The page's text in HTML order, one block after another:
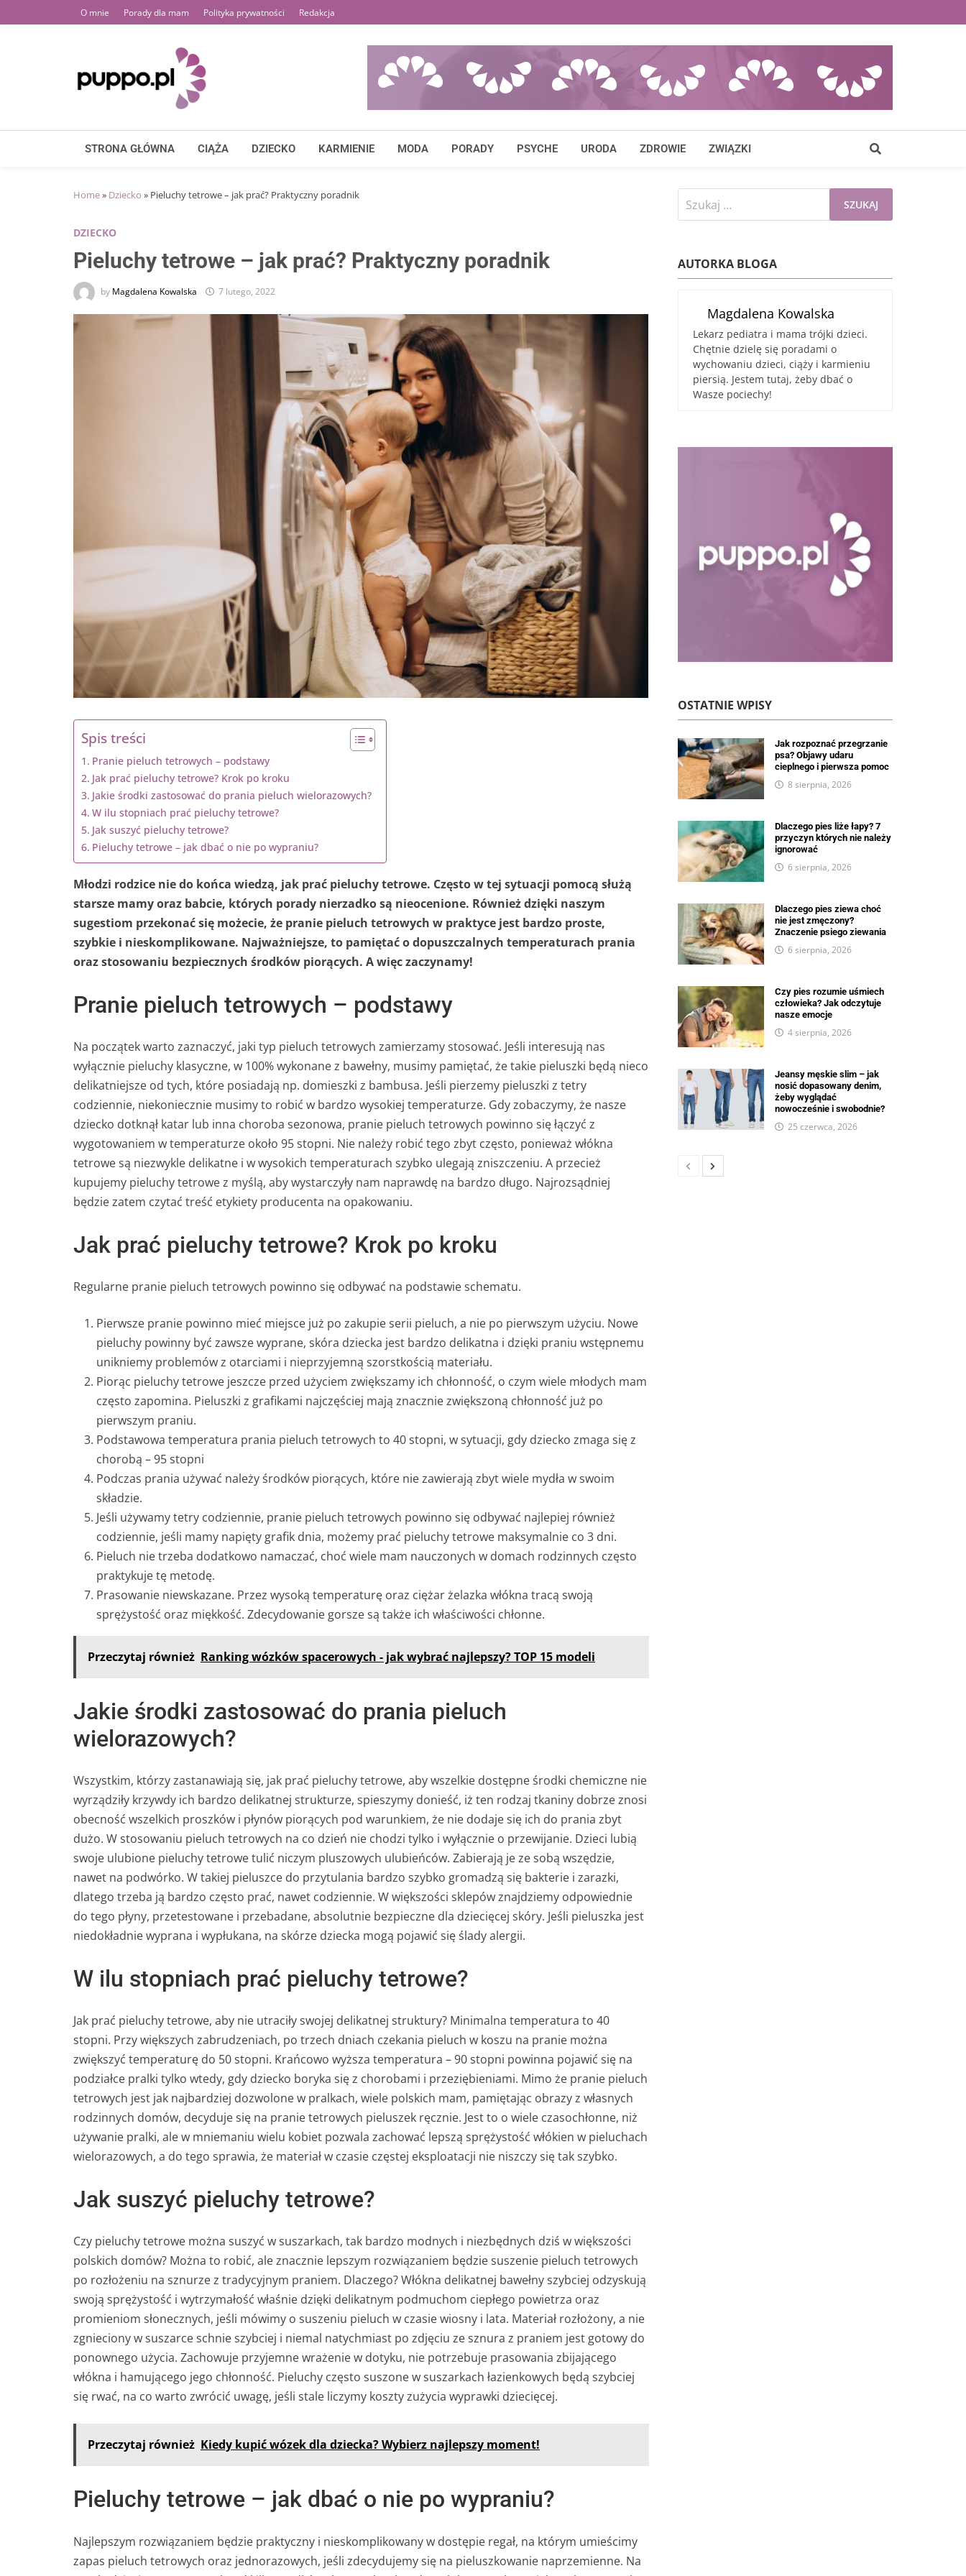
to
O mnie Porady dla mam Polityka prywatności Redakcja
STRONA GŁÓWNA CIĄŻA DZIECKO KARMIENIE MODA PORADY PSYCHE URODA ZDROWIE ZWIĄZKI
Home» Dziecko » Pieluchy tetrowe – jak prać? Praktyczny poradnik
DZIECKO
Pieluchy tetrowe – jak prać? Praktyczny poradnik
by Magdalena Kowalska 7 lutego, 2022
Spis treści
Pranie pieluch tetrowych – podstawy
Jak prać pieluchy tetrowe? Krok po kroku
Jakie środki zastosować do prania pieluch wielorazowych?
W ilu stopniach prać pieluchy tetrowe?
Jak suszyć pieluchy tetrowe?
Pieluchy tetrowe – jak dbać o nie po wypraniu?
Młodzi rodzice nie do końca wiedzą, jak prać pieluchy tetrowe. Często w tej sytuacji pomocą służą
starsze mamy oraz babcie, których porady nierzadko są nieocenione. Również dzięki naszym
sugestiom przekonać się możecie, że pranie pieluch tetrowych w praktyce jest bardzo proste,
szybkie i nieskomplikowane. Najważniejsze, to pamiętać o dopuszczalnych temperaturach prania
oraz stosowaniu bezpiecznych środków piorących. A więc zaczynamy!
Pranie pieluch tetrowych – podstawy
Na początek warto zaznaczyć, jaki typ pieluch tetrowych zamierzamy stosować. Jeśli interesują nas
wyłącznie pieluchy klasyczne, w 100% wykonane z bawełny, musimy pamiętać, że takie pieluszki będą nieco
delikatniejsze od tych, które posiadają np. domieszki z bambusa. Jeśli pierzemy pieluszki z tetry
codziennie, niekoniecznie musimy to robić w bardzo wysokiej temperaturze. Gdy zobaczymy, że nasze
dziecko dotknął katar lub inna choroba sezonowa, pranie pieluch tetrowych powinno się łączyć z
wygotowaniem w temperaturze około 95 stopni. Nie należy robić tego zbyt często, ponieważ włókna
tetrowe są niezwykle delikatne i w wysokich temperaturach szybko ulegają zniszczeniu. A przecież
kupujemy pieluchy tetrowe z myślą, aby wystarczyły nam naprawdę na bardzo długo. Najrozsądniej
będzie zatem czytać treść etykiety producenta na opakowaniu.
Jak prać pieluchy tetrowe? Krok po kroku
Regularne pranie pieluch tetrowych powinno się odbywać na podstawie schematu.
Pierwsze pranie powinno mieć miejsce już po zakupie serii pieluch, a nie po pierwszym użyciu. Nowe
pieluchy powinny być zawsze wyprane, skóra dziecka jest bardzo delikatna i dzięki praniu wstępnemu
unikniemy problemów z otarciami i nieprzyjemną szorstkością materiału.
Piorąc pieluchy tetrowe jeszcze przed użyciem zwiększamy ich chłonność, o czym wiele młodych mam
często zapomina. Pieluszki z grafikami najczęściej mają znacznie zwiększoną chłonność już po
pierwszym praniu.
Podstawowa temperatura prania pieluch tetrowych to 40 stopni, w sytuacji, gdy dziecko zmaga się z
chorobą – 95 stopni
Podczas prania używać należy środków piorących, które nie zawierają zbyt wiele mydła w swoim
składzie.
Jeśli używamy tetry codziennie, pranie pieluch tetrowych powinno się odbywać najlepiej również
codziennie, jeśli mamy napięty grafik dnia, możemy prać pieluchy tetrowe maksymalnie co 3 dni.
Pieluch nie trzeba dodatkowo namaczać, choć wiele mam nauczonych w domach rodzinnych często
praktykuje tę metodę.
Prasowanie niewskazane. Przez wysoką temperaturę oraz ciężar żelazka włókna tracą swoją
sprężystość oraz miękkość. Zdecydowanie gorsze są także ich właściwości chłonne.
Przeczytaj również Ranking wózków spacerowych - jak wybrać najlepszy? TOP 15 modeli
Jakie środki zastosować do prania pieluch
wielorazowych?
Wszystkim, którzy zastanawiają się, jak prać pieluchy tetrowe, aby wszelkie dostępne środki chemiczne nie
wyrządziły krzywdy ich bardzo delikatnej strukturze, spieszymy donieść, iż ten rodzaj tkaniny dobrze znosi
obecność wszelkich proszków i płynów piorących pod warunkiem, że nie dodaje się ich do prania zbyt
dużo. W stosowaniu pieluch tetrowych na co dzień nie chodzi tylko i wyłącznie o przewijanie. Dzieci lubią
swoje ulubione pieluchy tetrowe tulić niczym pluszowych ulubieńców. Zabierają je ze sobą wszędzie,
nawet na podwórko. W takiej pieluszce do przytulania bardzo szybko gromadzą się bakterie i zarazki,
dlatego trzeba ją bardzo często prać, nawet codziennie. W większości sklepów znajdziemy odpowiednie
do tego płyny, przetestowane i przebadane, absolutnie bezpieczne dla dziecięcej skóry. Jeśli pieluszka jest
niedokładnie wyprana i wypłukana, na skórze dziecka mogą pojawić się ślady alergii.
W ilu stopniach prać pieluchy tetrowe?
Jak prać pieluchy tetrowe, aby nie utraciły swojej delikatnej struktury? Minimalna temperatura to 40
stopni. Przy większych zabrudzeniach, po trzech dniach czekania pieluch w koszu na pranie można
zwiększyć temperaturę do 50 stopni. Krańcowo wyższa temperatura – 90 stopni powinna pojawić się na
podziałce pralki tylko wtedy, gdy dziecko boryka się z chorobami i przeziębieniami. Mimo że pranie pieluch
tetrowych jest jak najbardziej dozwolone w pralkach, wiele polskich mam, pamiętając obrazy z własnych
rodzinnych domów, decyduje się na pranie tetrowych pieluszek ręcznie. Jest to o wiele czasochłonne, niż
używanie pralki, ale w mniemaniu wielu kobiet pozwala zachować lepszą sprężystość włókien w pieluchach
wielorazowych, a do tego sprawia, że materiał w czasie częstej eksploatacji nie niszczy się tak szybko.
Jak suszyć pieluchy tetrowe?
Czy pieluchy tetrowe można suszyć w suszarkach, tak bardzo modnych i niezbędnych dziś w większości
polskich domów? Można to robić, ale znacznie lepszym rozwiązaniem będzie suszenie pieluch tetrowych
po rozłożeniu na sznurze z tradycyjnym praniem. Dlaczego? Włókna delikatnej bawełny szybciej odzyskują
swoją sprężystość i wytrzymałość właśnie dzięki delikatnym podmuchom ciepłego powietrza oraz
promieniom słonecznych, jeśli mówimy o suszeniu pieluch w czasie wiosny i lata. Materiał rozłożony, a nie
zgnieciony w suszarce schnie szybciej i niemal natychmiast po zdjęciu ze sznura z praniem jest gotowy do
ponownego użycia. Zachowuje przyjemne wrażenie w dotyku, nie potrzebuje prasowania zbijającego
włókna i hamującego jego chłonność. Pieluchy często suszone w suszarkach łazienkowych będą szybciej
się rwać, na co warto zwrócić uwagę, jeśli stale liczymy koszty zużycia wyprawki dziecięcej.
Przeczytaj również Kiedy kupić wózek dla dziecka? Wybierz najlepszy moment!
Pieluchy tetrowe – jak dbać o nie po wypraniu?
Najlepszym rozwiązaniem będzie praktyczny i nieskomplikowany w dostępie regał, na którym umieścimy
zapas pieluch tetrowych oraz jednorazowych, jeśli zdecydujemy się na pieluszkowanie naprzemienne. Na
Szukaj:
AUTORKA BLOGA
Magdalena Kowalska
Lekarz pediatra i mama trójki dzieci.
Chętnie dzielę się poradami o
wychowaniu dzieci, ciąży i karmieniu
piersią. Jestem tutaj, żeby dbać o
Wasze pociechy!
OSTATNIE WPISY
Jak rozpoznać przegrzanie
psa? Objawy udaru
cieplnego i pierwsza pomoc
8 sierpnia, 2026
Dlaczego pies liże łapy? 7
przyczyn których nie należy
ignorować
6 sierpnia, 2026
Dlaczego pies ziewa choć
nie jest zmęczony?
Znaczenie psiego ziewania
6 sierpnia, 2026
Czy pies rozumie uśmiech
człowieka? Jak odczytuje
nasze emocje
4 sierpnia, 2026
Jeansy męskie slim – jak
nosić dopasowany denim,
żeby wyglądać
nowocześnie i swobodnie?
25 czerwca, 2026